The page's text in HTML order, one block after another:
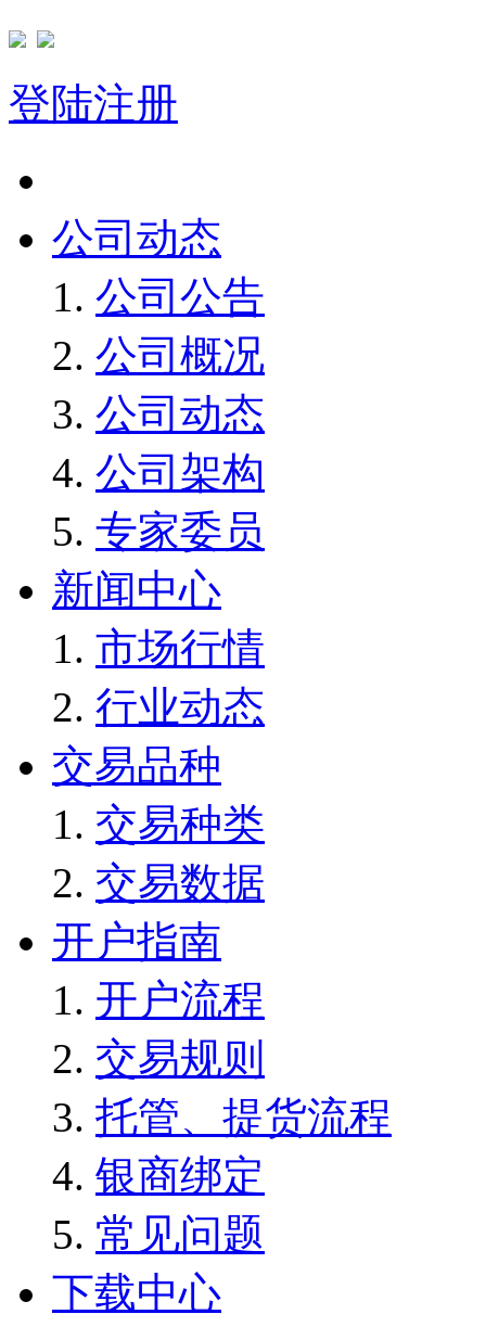
登陆注册
公司动态
公司公告
公司概况
公司动态
公司架构
专家委员
新闻中心
市场行情
行业动态
交易品种
交易种类
交易数据
开户指南
开户流程
交易规则
托管、提货流程
银商绑定
常见问题
下载中心